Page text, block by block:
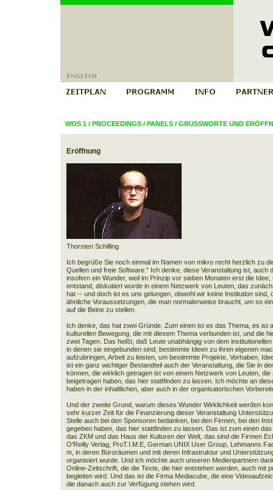
WOS 1/ PROCEEDINGS/ PANELS/ GRUSSWORTE UND
Eröffnung
Thorsten Schilling
Ich begrüße Sie noch einmal im Namen von mikro recht herzlich zu
Quellen und freie Software." Ich denke, diese Veranstaltung ist, auch
insofern ein Wunder, weil im Prinzip vor sieben Monaten erst die
entstand, diskutiert wurde in einem Netzwerk von Leuten, das
hat -- und doch ist es uns gelungen, obwohl wir keine Institution sind,
ähnliche Voraussetzungen, die man normalerweise braucht, um so
auf die Beine zu stellen.
Ich denke, das hat zwei Gründe. Zum einen ist es das Thema, es ist
kulturellen Bewegung, die mit diesem Thema verbunden ist, und die
zwei Tagen. Das heißt, daß Leute unabhängig von dem
in denen sie eingebunden sind, bestimmte Ideen zu ihren eigenen
aufzubringen, Arbeit zu leisten, um bestimmte Projekte, Vorhaben,
ist ein ganz wichtiger Bestandteil auch der Veranstaltung, die Sie in
können, die wirklich getragen ist von einem Netzwerk von Leuten,
beigetragen haben, das hier stattfinden zu lassen. Ich möchte an
haben in der inhaltlichen, aber auch in der organisatorischen
Und der zweite Grund, warum dieses Wunder Wirklichkeit werden
sehr kurzer Zeit für die Finanzierung dieser Veranstaltung
Stelle auch bei den Sponsoren bedanken, bei den Firmen, bei den
gegeben haben, das hier stattfinden zu lassen. Das ist zum einen
das ZKM und das Haus der Kulturen der Welt, das sind die Firmen
O'Reilly Verlag, ProT.I.M.E, German UNIX User Group, Lehmanns
m, in deren Büroräumen und mit deren Infrastruktur und
organisiert wurde. Und ich möchte auch unseren Medienpartnern
Online-Zeitschrift, die die Texte, die hier entstehen werden, auch mit
begleiten wird. Und das ist die Firma Mediacube, die eine
die danach auch zur Verfügung stehen wird.